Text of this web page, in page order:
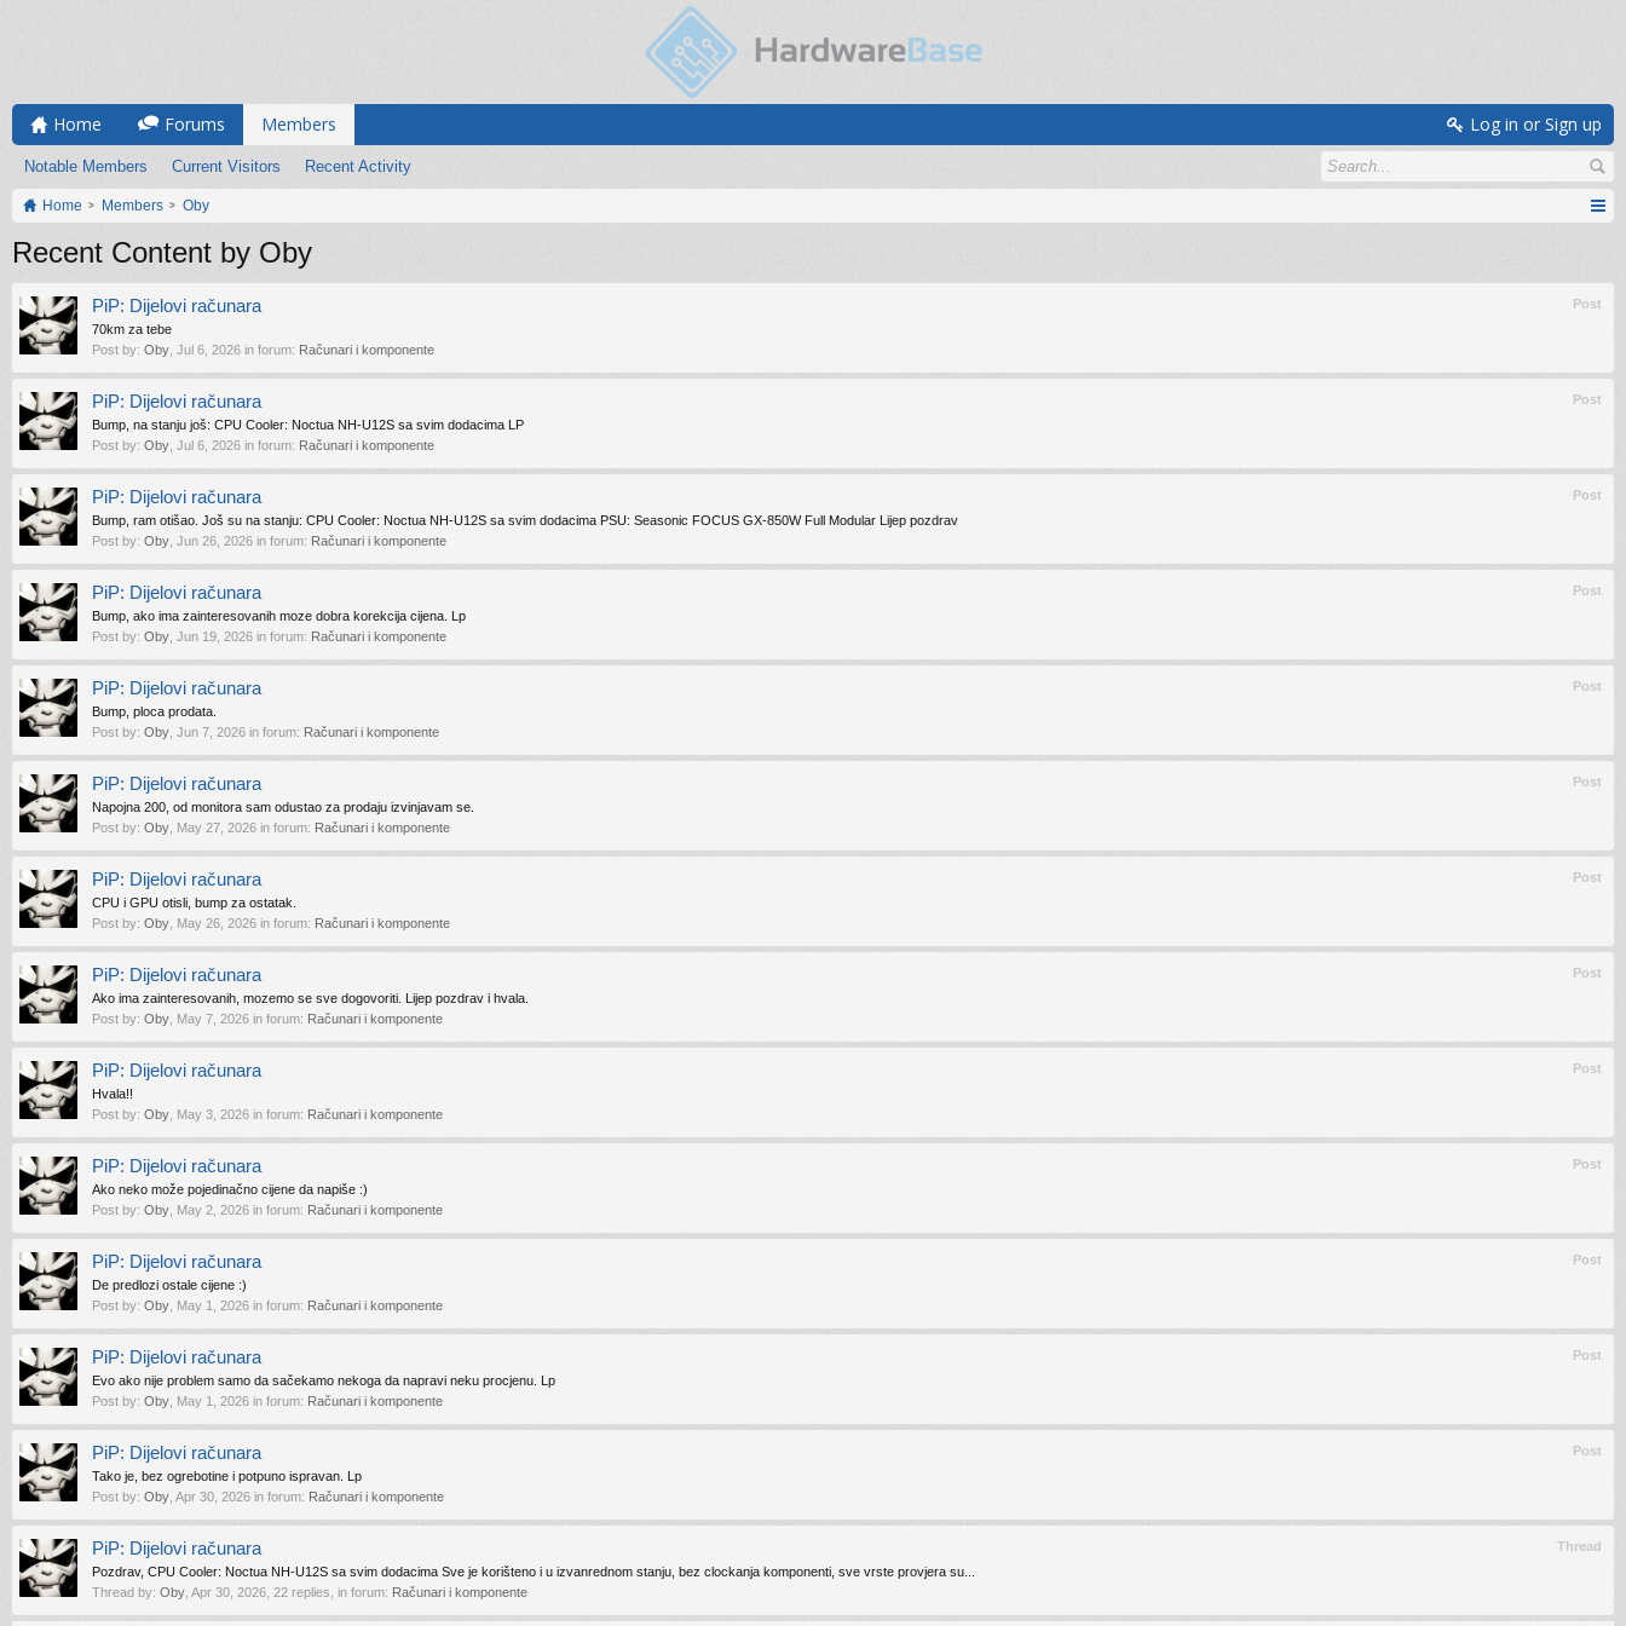
Home Forums Members
Notable Members Current Visitors Recent Activity
Log in or Sign up
Home Members Oby
Recent Content by Oby
Post
PiP: Dijelovi računara
70km za tebe
Post by: Oby Jul 6, 2026 in forum: Računari i komponente
Post
PiP: Dijelovi računara
Bump, na stanju još: CPU Cooler: Noctua NH-U12S sa svim dodacima LP
Post by: Oby Jul 6, 2026 in forum: Računari i komponente
Post
PiP: Dijelovi računara
Bump, ram otišao. Još su na stanju: CPU Cooler: Noctua NH-U12S sa svim dodacima PSU: Seasonic FOCUS GX-850W Full Modular Lijep pozdrav
Post by: Oby Jun 26, 2026 in forum: Računari i komponente
Post
PiP: Dijelovi računara
Bump, ako ima zainteresovanih moze dobra korekcija cijena. Lp
Post by: Oby Jun 19, 2026 in forum: Računari i komponente
Post
PiP: Dijelovi računara
Bump, ploca prodata.
Post by: Oby Jun 7, 2026 in forum: Računari i komponente
Post
PiP: Dijelovi računara
Napojna 200, od monitora sam odustao za prodaju izvinjavam se.
Post by: Oby May 27, 2026 in forum: Računari i komponente
Post
PiP: Dijelovi računara
CPU i GPU otisli, bump za ostatak.
Post by: Oby May 26, 2026 in forum: Računari i komponente
Post
PiP: Dijelovi računara
Ako ima zainteresovanih, mozemo se sve dogovoriti. Lijep pozdrav i hvala.
Post by: Oby May 7, 2026 in forum: Računari i komponente
Post
PiP: Dijelovi računara
Hvala!!
Post by: Oby May 3, 2026 in forum: Računari i komponente
Post
PiP: Dijelovi računara
Ako neko može pojedinačno cijene da napiše :)
Post by: Oby May 2, 2026 in forum: Računari i komponente
Post
PiP: Dijelovi računara
De predlozi ostale cijene :)
Post by: Oby May 1, 2026 in forum: Računari i komponente
Post
PiP: Dijelovi računara
Evo ako nije problem samo da sačekamo nekoga da napravi neku procjenu. Lp
Post by: Oby May 1, 2026 in forum: Računari i komponente
Post
PiP: Dijelovi računara
Tako je, bez ogrebotine i potpuno ispravan. Lp
Post by: Oby Apr 30, 2026 in forum: Računari i komponente
Thread
PiP: Dijelovi računara
Pozdrav, CPU Cooler: Noctua NH-U12S sa svim dodacima Sve je korišteno i u izvanrednom stanju, bez clockanja komponenti, sve vrste provjera su...
Thread by: Oby Apr 30, 2026 , 22 replies, in forum: Računari i komponente